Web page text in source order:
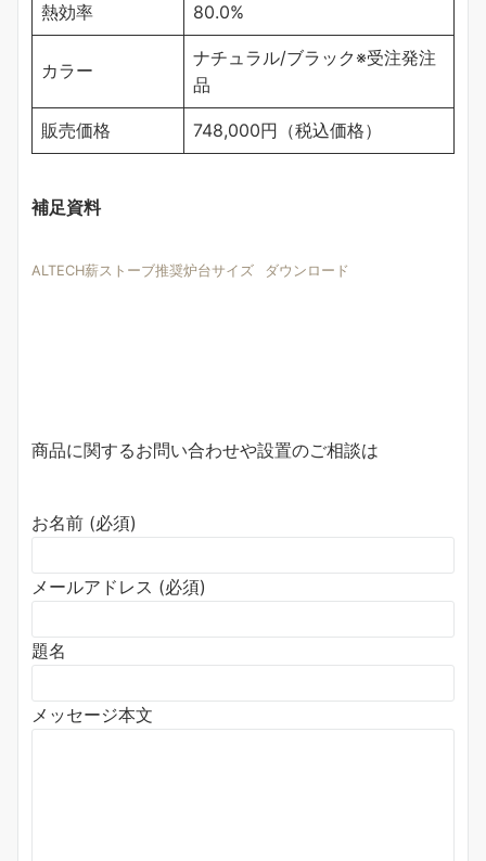
熱効率 80.0%
カラー
ナチュラル/ブラック※受注発注
品
販売価格 748,000円（税込価格）
補足資料
ALTECH薪ストーブ推奨炉台サイズ ダウンロード
商品に関するお問い合わせや設置のご相談は
お名前 (必須)
メールアドレス (必須)
題名
メッセージ本文